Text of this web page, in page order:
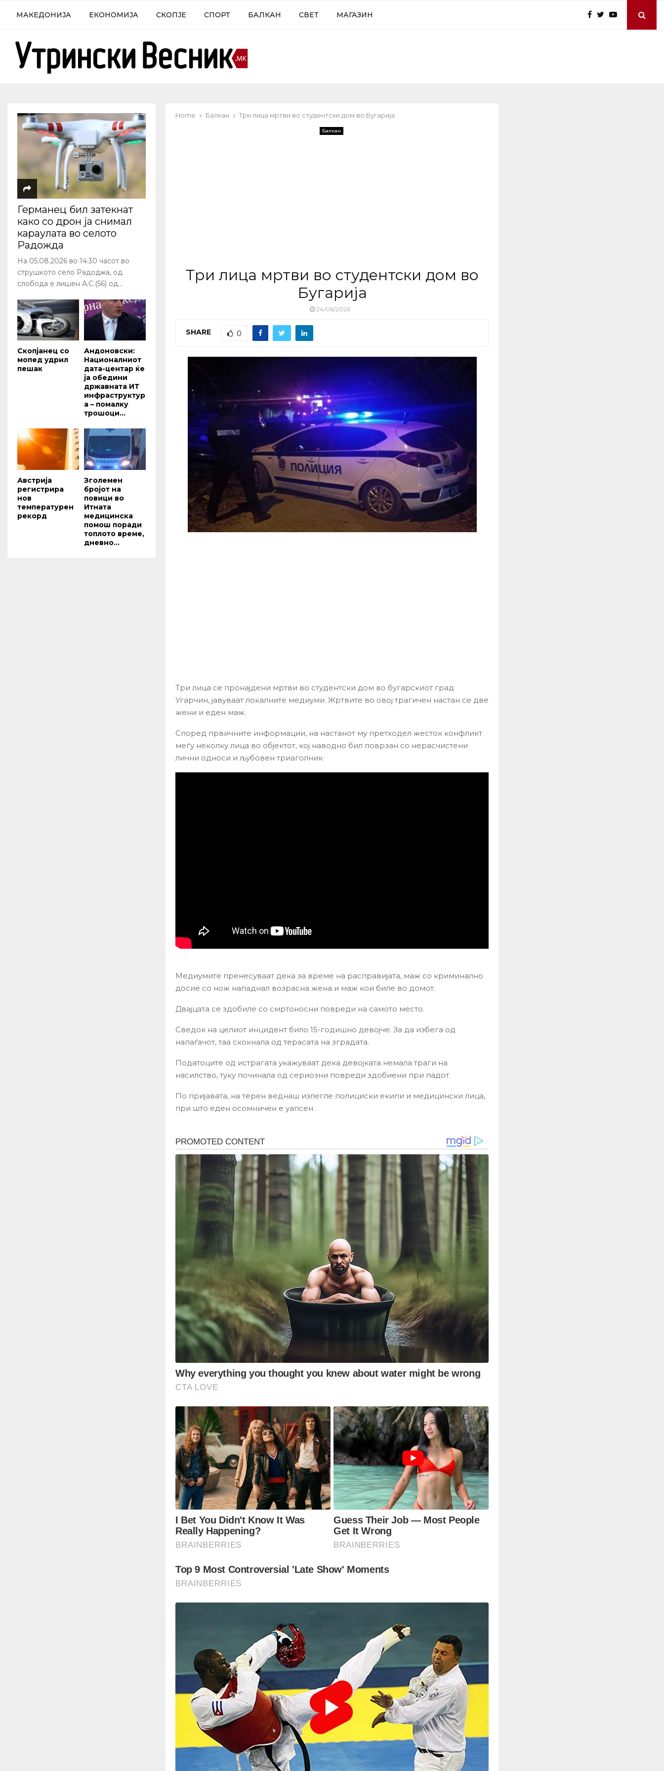
МАКЕДОНИЈА ЕКОНОМИЈА СКОПЈЕ СПОРТ БАЛКАН СВЕТ МАГАЗИН
Home Балкан Три лица мртви во студентски дом во Бугарија
Балкан
Три лица мртви во студентски дом во
Бугарија
24/06/2026
SHARE 0
Три лица се пронајдени мртви во студентски дом во бугарскиот град
Угарчин, јавуваат локалните медиуми. Жртвите во овој трагичен настан се две
жени и еден маж.
Според првичните информации, на настанот му претходел жесток конфликт
меѓу неколку лица во објектот, кој наводно бил поврзан со нерасчистени
лични односи и љубовен триаголник.
Медиумите пренесуваат дека за време на расправијата, маж со криминално
досие со нож нападнал возрасна жена и маж кои биле во домот.
Двајцата се здобиле со смртоносни повреди на самото место.
Сведок на целиот инцидент било 15-годишно девојче. За да избега од
напаѓачот, таа скокнала од терасата на зградата.
Податоците од истрагата укажуваат дека девојката немала траги на
насилство, туку починала од сериозни повреди здобиени при падот.
По пријавата, на терен веднаш излегле полициски екипи и медицински лица,
при што еден осомничен е уапсен.
Германец бил затекнат
како со дрон ја снимал
караулата во селото
Радожда
На 05.08.2026 во 14:30 часот во
струшкото село Радоджа, од
слобода е лишен А.С.(56) од...
Скопјанец со
мопед удрил
пешак
Андоновски:
Националниот
дата-центар ќе
ја обедини
државната ИТ
инфраструктур
а – помалку
трошоци...
Австрија
регистрира
нов
температурен
рекорд
Зголемен
бројот на
повици во
Итната
медицинска
помош поради
топлото време,
дневно...